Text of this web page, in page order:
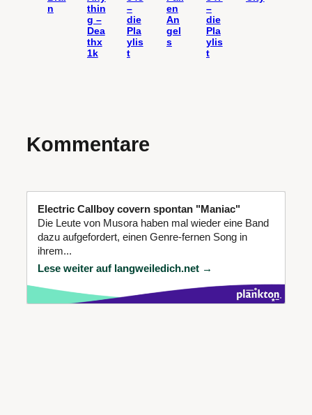
n
thin
g –
Dea
thx
1k
–
die
Pla
ylis
t
en
An
gel
s
–
die
Pla
ylis
t
Kommentare
Electric Callboy covern spontan "Maniac"
Die Leute von Musora haben mal wieder eine Band
dazu aufgefordert, einen Genre-fernen Song in
ihrem...
Lese weiter auf langweiledich.net →